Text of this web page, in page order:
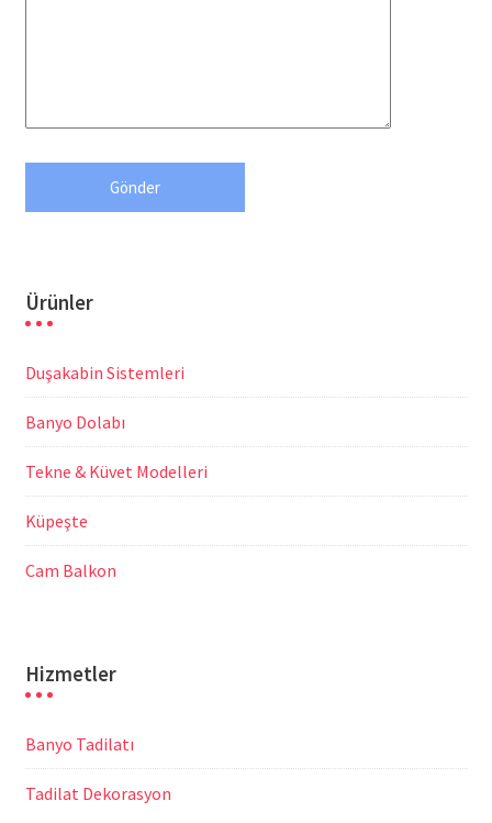
Ürünler
Duşakabin Sistemleri
Banyo Dolabı
Tekne & Küvet Modelleri
Küpeşte
Cam Balkon
Hizmetler
Banyo Tadilatı
Tadilat Dekorasyon